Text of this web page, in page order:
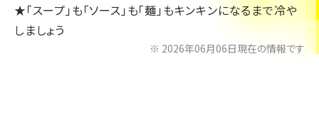
★「スープ」も「ソース」も「麺」もキンキンになるまで冷や
しましょう
2026年06月06日現在の情報です